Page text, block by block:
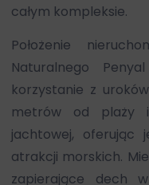
całym kompleksie.
Położenie
Naturalnego
korzystanie z
metrów od plaży
jachtowej, oferując
atrakcji morskich.
zapierające dech